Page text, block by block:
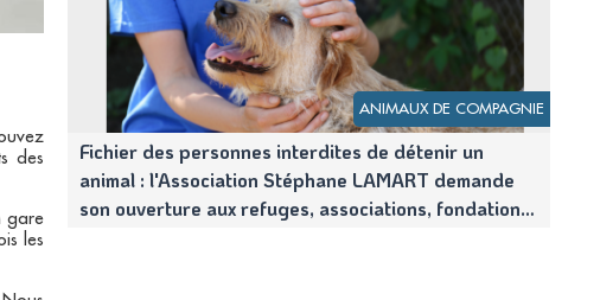
des
gare
les
ANIMAUX DE COMPAGNIE
Fichier des personnes interdites de détenir un
animal : l'Association Stéphane LAMART demande
son ouverture aux refuges, associations, fondations